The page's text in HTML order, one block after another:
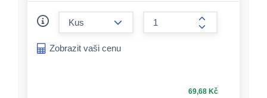
form.increase-
Zobrazit vaši cenu
69,68 Kč